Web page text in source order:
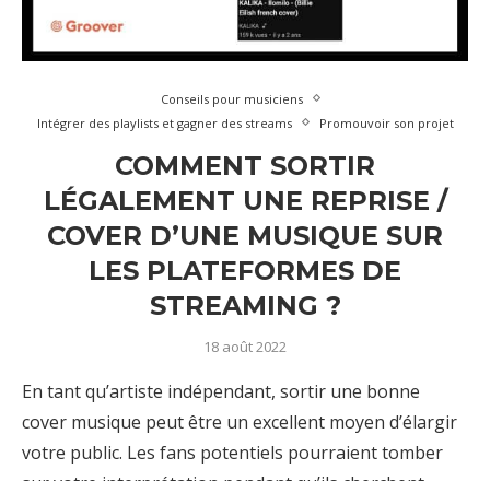
Conseils pour musiciens
Intégrer des playlists et gagner des streams
Promouvoir son projet
COMMENT SORTIR
LÉGALEMENT UNE REPRISE /
COVER D’UNE MUSIQUE SUR
LES PLATEFORMES DE
STREAMING ?
18 août 2022
En tant qu’artiste indépendant, sortir une bonne
cover musique peut être un excellent moyen d’élargir
votre public. Les fans potentiels pourraient tomber